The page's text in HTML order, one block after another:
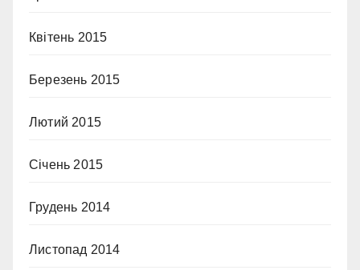
Квітень 2015
Березень 2015
Лютий 2015
Січень 2015
Грудень 2014
Листопад 2014